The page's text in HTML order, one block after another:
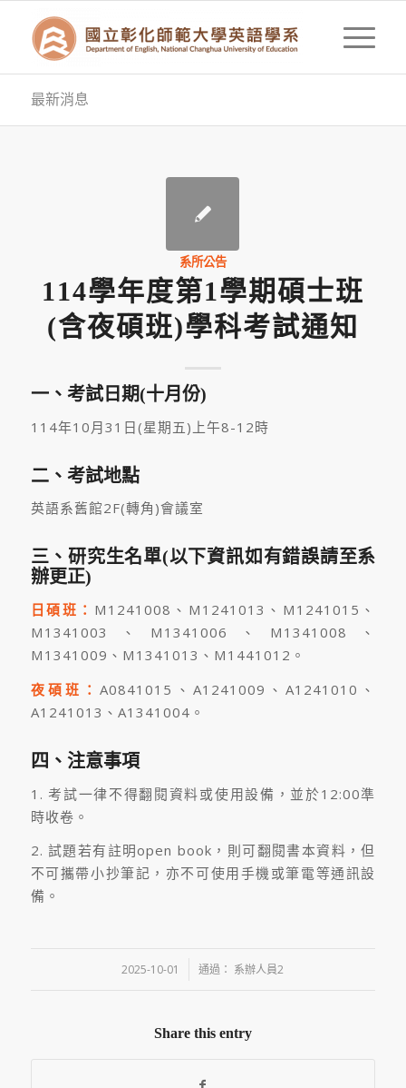
最新消息
系所公告
114學年度第1學期碩士班
(含夜碩班)學科考試通知
一、考試日期(十月份)
114年10月31日(星期五)上午8-12時
二、考試地點
英語系舊館2F(轉角)會議室
三、研究生名單(以下資訊如有錯誤請至系
辦更正)
日碩班： M1241008、M1241013、M1241015、
M1341003、M1341006、M1341008、
M1341009、M1341013、M1441012。
夜碩班：A0841015、A1241009、A1241010、
A1241013、A1341004。
四、注意事項
1. 考試一律不得翻閱資料或使用設備，並於12:00準
時收卷。
2. 試題若有註明open book，則可翻閱書本資料，但
不可攜帶小抄筆記，亦不可使用手機或筆電等通訊設
備。
2025-10-01
/ 通過： 系辦人員2
Share this entry